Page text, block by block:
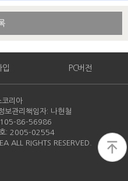
입 PC버전
리아
보관리책임자: 나현철
105-86-56986
: 2005-02554
ALL RIGHTS RESERVED.